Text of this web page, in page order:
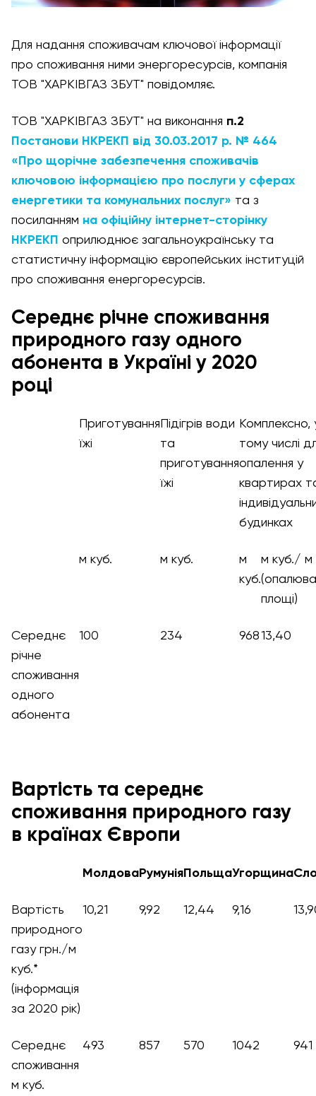
Для надання споживачам ключової інформації
про споживання ними энергоресурсів, компанія
ТОВ "ХАРКІВГАЗ ЗБУТ" повідомляє.
ТОВ "ХАРКІВГАЗ ЗБУТ" на виконання п.2
Постанови НКРЕКП від 30.03.2017 р. № 464
«Про щорічне забезпечення споживачів
ключовою інформацією про послуги у сферах
енергетики та комунальних послуг» та з
посиланням на офіційну інтернет-сторінку
НКРЕКП оприлюднює загальноукраїнську та
статистичну інформацію європейських інституцій
про споживання енергоресурсів.
Середнє річне споживання
природного газу одного
абонента в Україні у 2020
році
Приготування
їжі
Підігрів води
та
приготування
їжі
Комплексно,
тому числі
опалення у
квартирах
будинках
м куб. м куб.
м
куб.
м куб./ м
площі)
Середнє
річне
споживання
одного
абонента
100 234 96813,40
Вартість та середнє
споживання природного газу
в країнах Європи
МолдоваРумуніяПольщаУгорщина
Вартість
природного
газу грн./м
куб.*
(інформація
за 2020 рік)
10,21 9,92 12,44 9,16
Середнє
споживання
м куб.
493 857 570 1042 941